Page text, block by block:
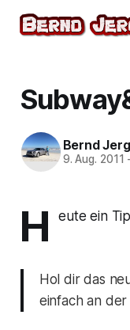
Bernd
9. Aug. 2011
H eute ein
Hol dir das
einfach an